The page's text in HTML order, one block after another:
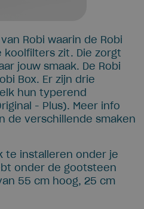
Robi waarin de Robi
koolfilters zit. Die zorgt
jouw smaak. De Robi
Box. Er zijn drie
hun typerend
- Plus). Meer info
de verschillende smaken
te installeren onder je
onder de gootsteen
55 cm hoog, 25 cm